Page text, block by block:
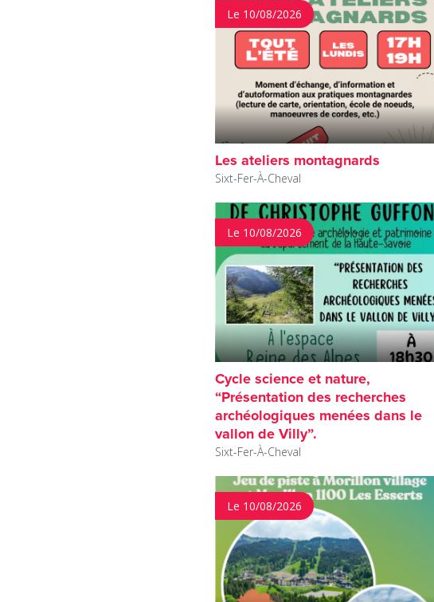
Le 10/08/2026
Les ateliers montagnards
Sixt-Fer-À-Cheval
Le 10/08/2026
Cycle science et nature,
“Présentation des recherches
archéologiques menées dans le
vallon de Villy”.
Sixt-Fer-À-Cheval
Le 10/08/2026